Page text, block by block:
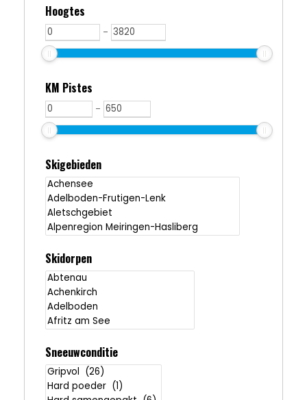
Hoogtes
-
KM Pistes
-
Skigebieden
Skidorpen
Sneeuwconditie